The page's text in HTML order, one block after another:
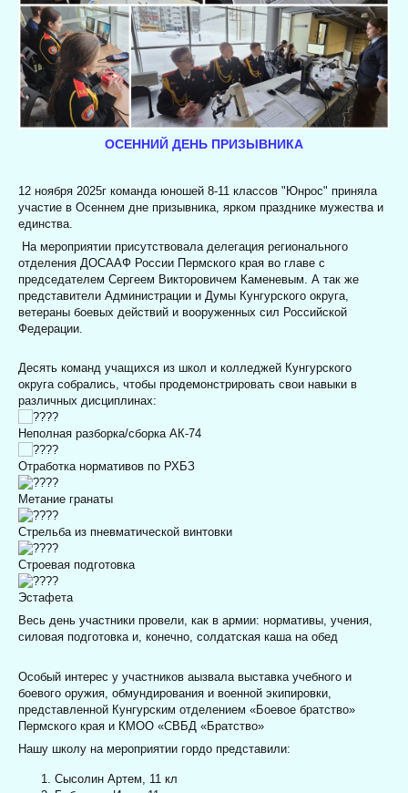
ОСЕННИЙ ДЕНЬ ПРИЗЫВНИКА
12 ноября 2025г команда юношей 8-11 классов "Юнрос" приняла
участие в Осеннем дне призывника, ярком празднике мужества и
единства.
На мероприятии присутствовала делегация регионального
отделения ДОСААФ России Пермского края во главе с
председателем Сергеем Викторовичем Каменевым. А так же
представители Администрации и Думы Кунгурского округа,
ветераны боевых действий и вооруженных сил Российской
Федерации.
Десять команд учащихся из школ и колледжей Кунгурского
округа собрались, чтобы продемонстрировать свои навыки в
различных дисциплинах:
Неполная разборка/сборка АК-74
Отработка нормативов по РХБЗ
Метание гранаты
Стрельба из пневматической винтовки
Строевая подготовка
Эстафета
Весь день участники провели, как в армии: нормативы, учения,
силовая подготовка и, конечно, солдатская каша на обед
Особый интерес у участников аызвала выставка учебного и
боевого оружия, обмундирования и военной экипировки,
представленной Кунгурским отделением «Боевое братство»
Пермского края и КМОО «СВБД «Братство»
Нашу школу на мероприятии гордо представили:
Сысолин Артем, 11 кл